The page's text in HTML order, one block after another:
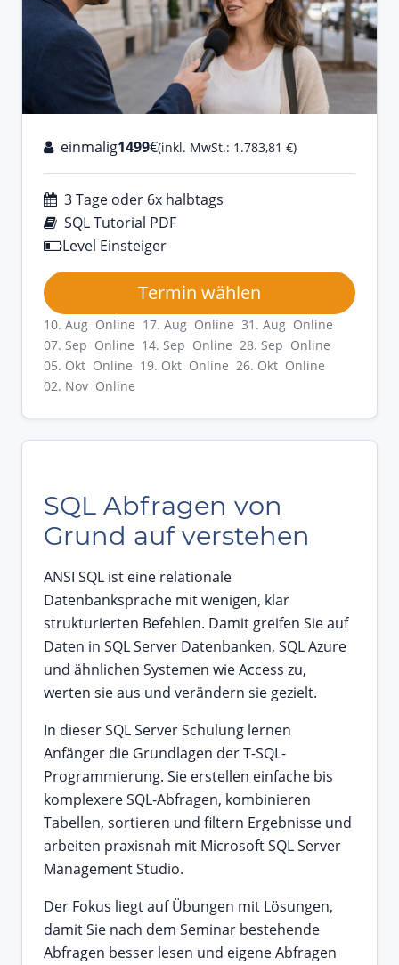
einmalig1499€(inkl. MwSt.: 1.783,81 €)
3 Tage oder 6x halbtags
SQL Tutorial PDF
Level Einsteiger
Termin wählen
10. Aug Online 17. Aug Online 31. Aug Online
07. Sep Online 14. Sep Online 28. Sep Online
05. Okt Online 19. Okt Online 26. Okt Online
02. Nov Online
SQL Abfragen von
Grund auf verstehen
ANSI SQL ist eine relationale
Datenbanksprache mit wenigen, klar
strukturierten Befehlen. Damit greifen Sie auf
Daten in SQL Server Datenbanken, SQL Azure
und ähnlichen Systemen wie Access zu,
werten sie aus und verändern sie gezielt.
In dieser SQL Server Schulung lernen
Anfänger die Grundlagen der T-SQL-
Programmierung. Sie erstellen einfache bis
komplexere SQL-Abfragen, kombinieren
Tabellen, sortieren und filtern Ergebnisse und
arbeiten praxisnah mit Microsoft SQL Server
Management Studio.
Der Fokus liegt auf Übungen mit Lösungen,
damit Sie nach dem Seminar bestehende
Abfragen besser lesen und eigene Abfragen